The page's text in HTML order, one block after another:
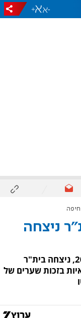
-
+
ניצחה
במשחקה הרשמי הראשון לעונת 2025/26, ניצחה בית"ר
בזכות שערים של